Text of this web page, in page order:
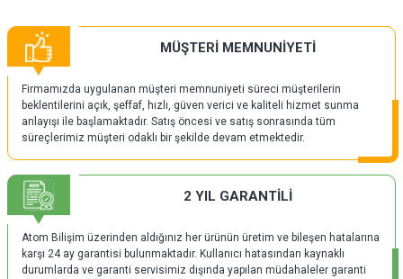
MÜŞTERİ MEMNUNİYETİ
Firmamızda uygulanan müşteri memnuniyeti süreci müşterilerin
beklentilerini açık, şeffaf, hızlı, güven verici ve kaliteli hizmet sunma
anlayışı ile başlamaktadır. Satış öncesi ve satış sonrasında tüm
süreçlerimiz müşteri odaklı bir şekilde devam etmektedir.
2 YIL GARANTİLİ
Atom Bilişim üzerinden aldığınız her ürünün üretim ve bileşen hatalarına
karşı 24 ay garantisi bulunmaktadır. Kullanıcı hatasından kaynaklı
durumlarda ve garanti servisimiz dışında yapılan müdahaleler garanti